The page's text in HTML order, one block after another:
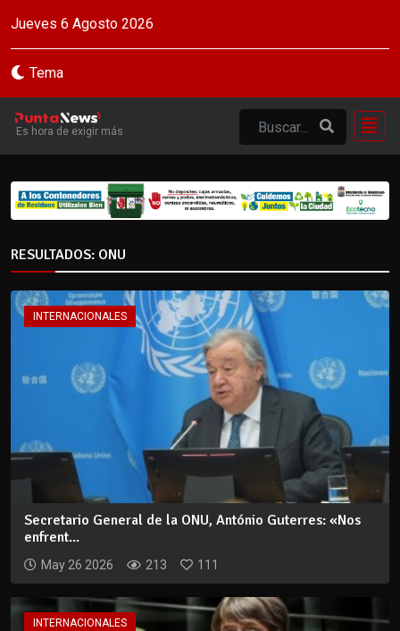
Jueves 6 Agosto 2026
Tema
Es hora de exigir más
RESULTADOS: ONU
INTERNACIONALES
Secretario General de la ONU, António Guterres: «Nos
enfrent...
May 26 2026 213 111
INTERNACIONALES